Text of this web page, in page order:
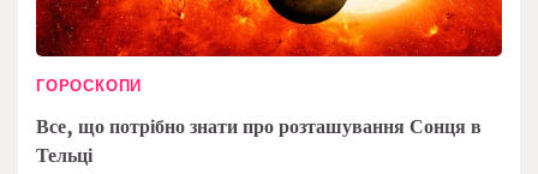
ГОРОСКОПИ
Все, що потрібно знати про розташування Сонця в
Тельці